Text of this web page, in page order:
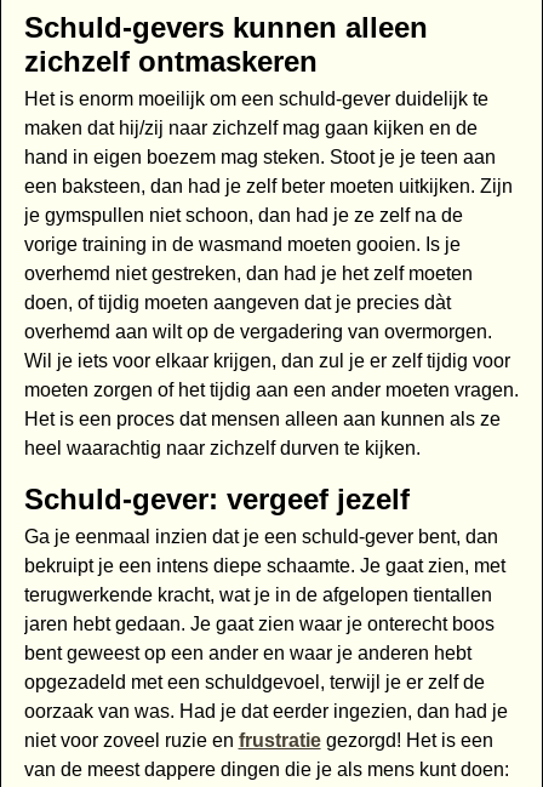
Schuld-gevers kunnen alleen
zichzelf ontmaskeren
Het is enorm moeilijk om een schuld-gever duidelijk te
maken dat hij/zij naar zichzelf mag gaan kijken en de
hand in eigen boezem mag steken. Stoot je je teen aan
een baksteen, dan had je zelf beter moeten uitkijken. Zijn
je gymspullen niet schoon, dan had je ze zelf na de
vorige training in de wasmand moeten gooien. Is je
overhemd niet gestreken, dan had je het zelf moeten
doen, of tijdig moeten aangeven dat je precies dàt
overhemd aan wilt op de vergadering van overmorgen.
Wil je iets voor elkaar krijgen, dan zul je er zelf tijdig voor
moeten zorgen of het tijdig aan een ander moeten vragen.
Het is een proces dat mensen alleen aan kunnen als ze
heel waarachtig naar zichzelf durven te kijken.
Schuld-gever: vergeef jezelf
Ga je eenmaal inzien dat je een schuld-gever bent, dan
bekruipt je een intens diepe schaamte. Je gaat zien, met
terugwerkende kracht, wat je in de afgelopen tientallen
jaren hebt gedaan. Je gaat zien waar je onterecht boos
bent geweest op een ander en waar je anderen hebt
opgezadeld met een schuldgevoel, terwijl je er zelf de
oorzaak van was. Had je dat eerder ingezien, dan had je
niet voor zoveel ruzie en frustratiegezorgd! Het is een
van de meest dappere dingen die je als mens kunt doen: